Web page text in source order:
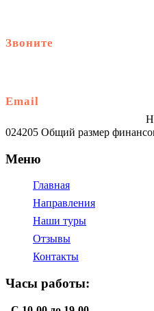
Звоните
Email
024205 Общий размер
Меню
Главная
Направления
Наши туры
Отзывы
Контакты
Часы работы: